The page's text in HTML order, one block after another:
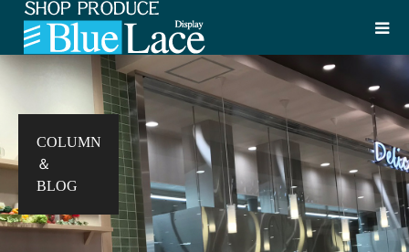
COLUMN
＆
BLOG